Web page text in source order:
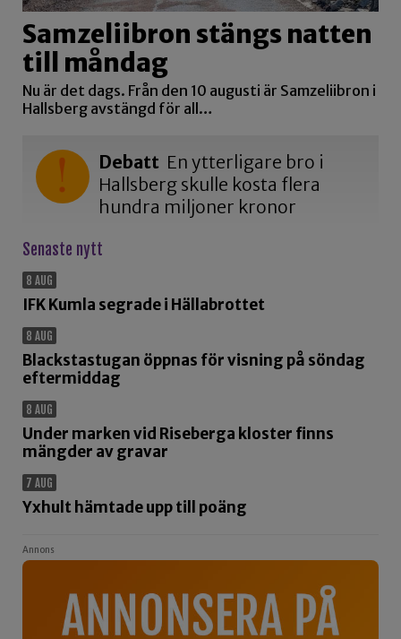
Samzeliibron stängs natten
till måndag
Nu är det dags. Från den 10 augusti är Samzeliibron i
Hallsberg avstängd för all…
Debatt En ytterligare bro i
Hallsberg skulle kosta flera
hundra miljoner kronor
Senaste nytt
8 AUG
IFK Kumla segrade i Hällabrottet
8 AUG
Blackstastugan öppnas för visning på söndag
eftermiddag
8 AUG
Under marken vid Riseberga kloster finns
mängder av gravar
7 AUG
Yxhult hämtade upp till poäng
Annons